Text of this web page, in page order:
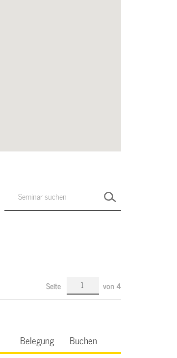
Seite von 4
Belegung Buchen